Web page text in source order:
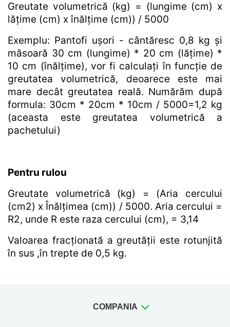
Greutate volumetrică (kg) = (lungime (cm) x
lățime (cm) x înălțime (cm)) / 5000
Exemplu: Pantofi ușori - cântăresc 0,8 kg și
măsoară 30 cm (lungime) * 20 cm (lățime) *
10 cm (înălțime), vor fi calculați în funcție de
greutatea volumetrică, deoarece este mai
mare decât greutatea reală. Numărăm după
formula: 30cm * 20cm * 10cm / 5000=1,2 kg
(aceasta este greutatea volumetrică a
pachetului)
Pentru rulou
Greutate volumetrică (kg) = (Aria cercului
(cm2) x Înălțimea (cm)) / 5000. Aria cercului =
R2, unde R este raza cercului (cm), = 3,14
Valoarea fracționată a greutății este rotunjită
în sus ,în trepte de 0,5 kg.
COMPANIA